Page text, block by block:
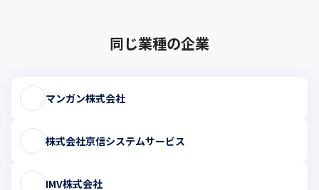
同じ業種の企業
マンガン株式会社
株式会社京信システムサービス
IMV株式会社